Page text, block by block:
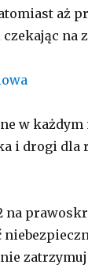
aż
na
w
i drogi
na